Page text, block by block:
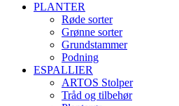
PLANTER
Røde sorter
Grønne sorter
Grundstammer
Podning
ESPALLIER
ARTOS Stolper
Tråd og tilbehør